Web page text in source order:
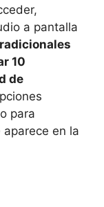
a pantalla
10
de
para
en la